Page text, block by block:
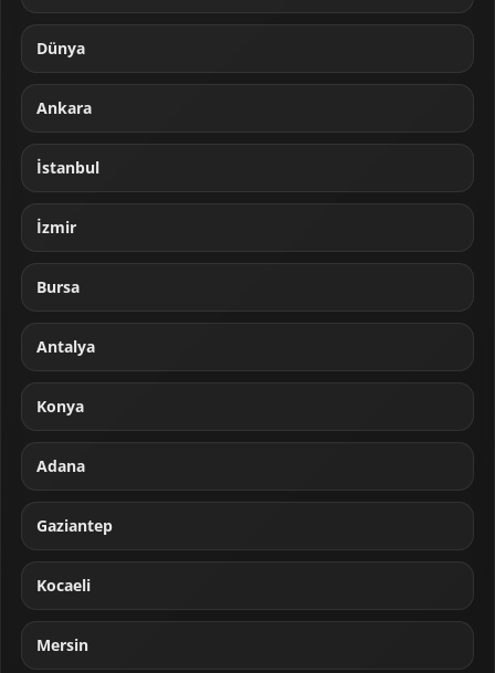
Dünya
Ankara
İstanbul
İzmir
Bursa
Antalya
Konya
Adana
Gaziantep
Kocaeli
Mersin